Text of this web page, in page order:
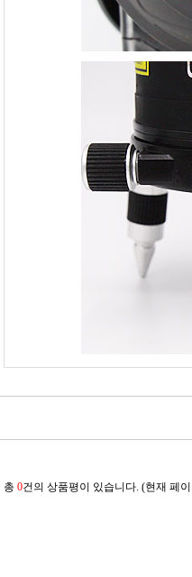
총 0건의 상품평이 있습니다. (현재 페